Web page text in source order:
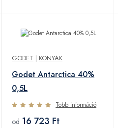
GODET | KONYAK
Godet Antarctica 40%
0,5L
Több információ
od 16 723 Ft